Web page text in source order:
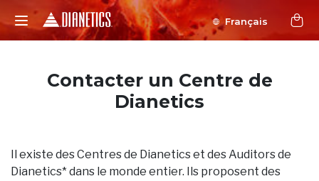
Français
Contacter un Centre de
Dianetics
Il existe des Centres de Dianetics et des Auditors de
Dianetics* dans le monde entier. Ils proposent des